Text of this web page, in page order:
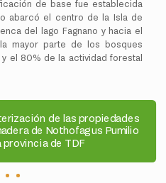
de base fue establecida
abarcó el centro de la Isla de
del lago Fagnano y hacia el
mayor parte de los bosques
el 80% de la actividad forestal
de las propiedades
de Nothofagus Pumilio
de TDF